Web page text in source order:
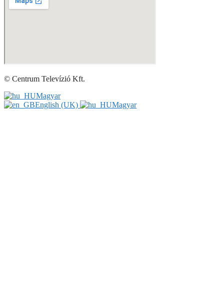
© Centrum Televízió Kft.
Magyar
English (UK)
Magyar